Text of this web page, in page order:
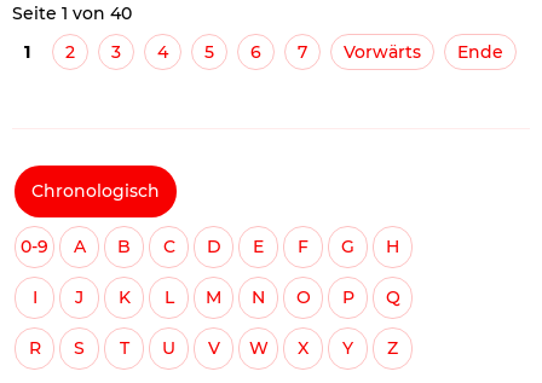
Seite 1 von 40
1
2 3 4 5 6 7 Vorwärts Ende
Chronologisch
0-9 A B C D E F G H
I J K L M N O P Q
R S T U V W X Y Z